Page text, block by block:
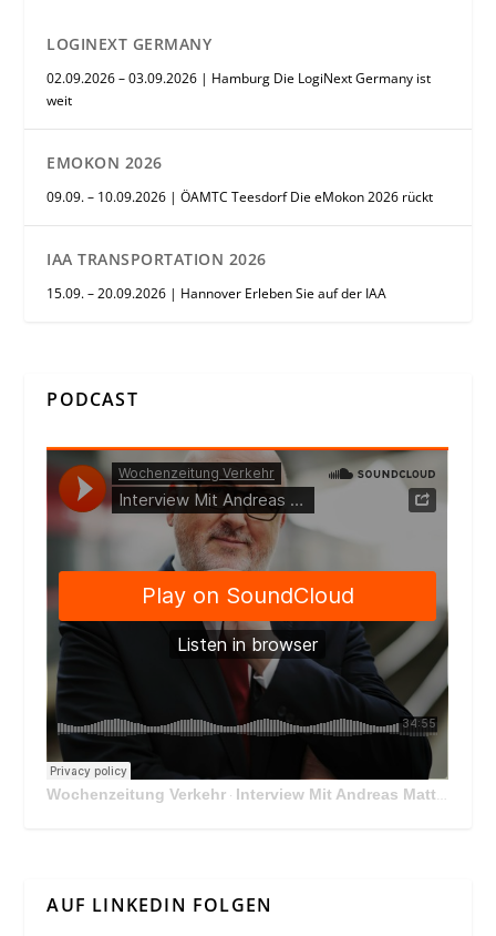
LOGINEXT GERMANY
02.09.2026 – 03.09.2026 | Hamburg Die LogiNext Germany ist
weit
EMOKON 2026
09.09. – 10.09.2026 | ÖAMTC Teesdorf Die eMokon 2026 rückt
IAA TRANSPORTATION 2026
15.09. – 20.09.2026 | Hannover Erleben Sie auf der IAA
PODCAST
Wochenzeitung Verkehr · Interview Mit Andreas Matthä, CEO der ÖBB Holding
AUF LINKEDIN FOLGEN